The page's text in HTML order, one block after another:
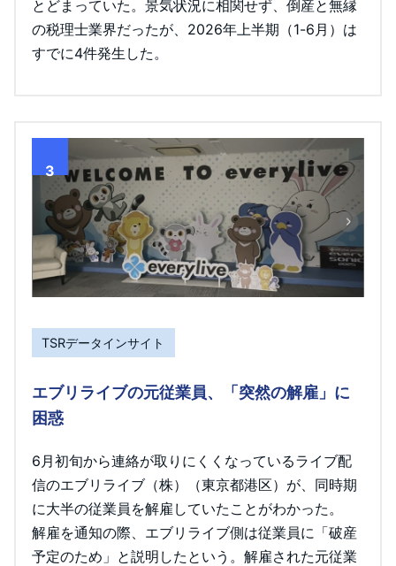
とどまっていた。景気状況に相関せず、倒産と無縁
の税理士業界だったが、2026年上半期（1-6月）は
すでに4件発生した。
3
TSRデータインサイト
エブリライブの元従業員、「突然の解雇」に
困惑
6月初旬から連絡が取りにくくなっているライブ配
信のエブリライブ（株）（東京都港区）が、同時期
に大半の従業員を解雇していたことがわかった。
解雇を通知の際、エブリライブ側は従業員に「破産
予定のため」と説明したという。解雇された元従業